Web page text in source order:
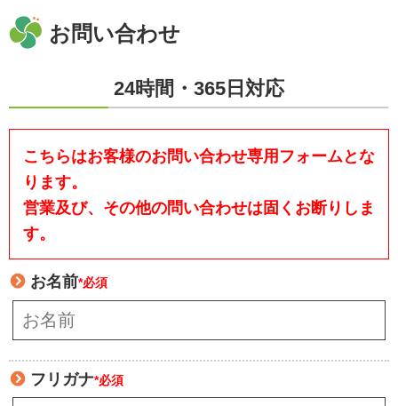
お問い合わせ
24時間・365日対応
こちらはお客様のお問い合わせ専用フォームとな
ります。
営業及び、その他の問い合わせは固くお断りしま
す。
お名前*必須
フリガナ*必須